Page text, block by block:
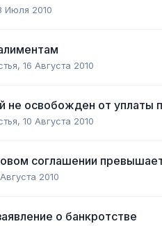
Июля 2010
, 16 Августа 2010
не освобожден от уплаты
, 10 Августа 2010
соглашении
2010
о банкротстве